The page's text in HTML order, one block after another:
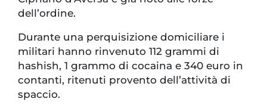
dell’ordine.
Durante una perquisizione domiciliare i
militari hanno rinvenuto 112 grammi di
hashish, 1 grammo di cocaina e 340 euro in
contanti, ritenuti provento dell’attività di
spaccio.